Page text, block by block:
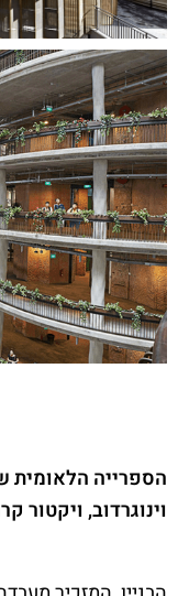
הספרייה הלאומית
וינוגרדוב, ויקטור